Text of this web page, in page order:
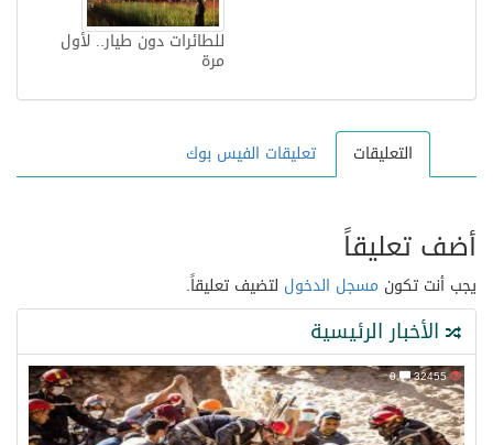
للطائرات دون طيار.. لأول
مرة
التعليقات تعليقات الفيس بوك
أضف تعليقاً
يجب أنت تكون مسجل الدخول لتضيف تعليقاً.
الأخبار الرئيسية
32455
0